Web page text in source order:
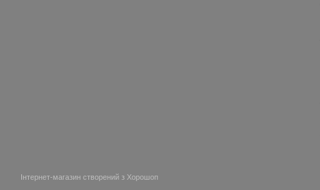
Інтернет-магазин створений з Хорошоп